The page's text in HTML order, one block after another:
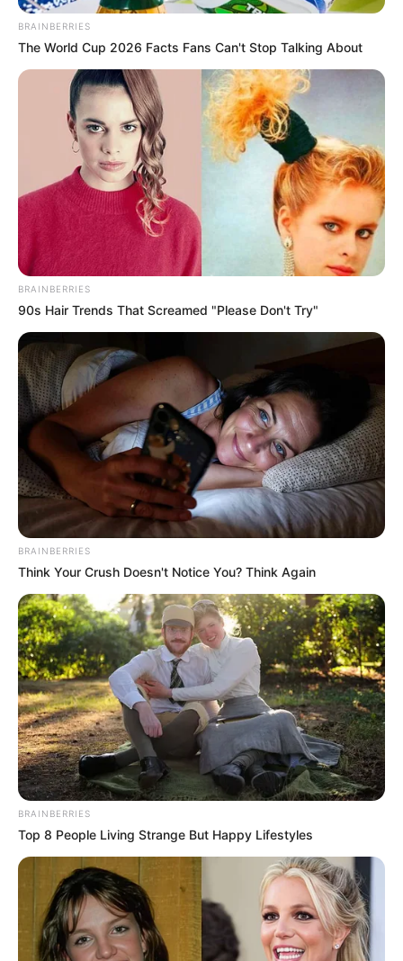
นักเขียน
อิสฺวาสุ
เชื่อในสิ่งที่เฮ็ด เฮ็ดในสิ่งที่เชื่อ
เนื้อหาที่ได้รับการโปรโมต
Why this ordinary drink is the secret to feeling your
best every day
CTA FAVORITE
How They Made Little Simba Look So Lifelike in 'The
Lion King'
BRAINBERRIES
BRAINBERRIES
The World Cup 2026 Facts Fans Can't Stop Talking About
BRAINBERRIES
90s Hair Trends That Screamed "Please Don't Try"
BRAINBERRIES
Think Your Crush Doesn't Notice You? Think Again
BRAINBERRIES
Top 8 People Living Strange But Happy Lifestyles